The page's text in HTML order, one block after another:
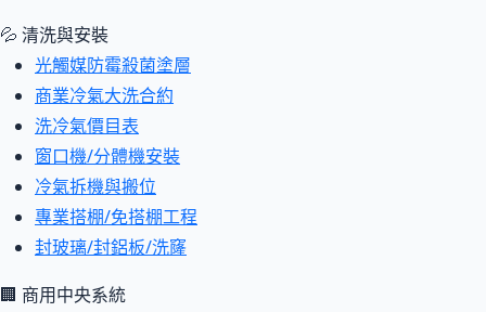
💦 清洗與安裝
光觸媒防霉殺菌塗層
商業冷氣大洗合約
洗冷氣價目表
窗口機/分體機安裝
冷氣拆機與搬位
專業搭棚/免搭棚工程
封玻璃/封鋁板/洗窿
🏢 商用中央系統